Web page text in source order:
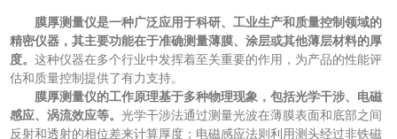
膜厚测量仪是一种广泛应用于科研、工业生产和质量控制领域的
精密仪器，其主要功能在于准确测量薄膜、涂层或其他薄层材料的厚
度。这种仪器在多个行业中发挥着至关重要的作用，为产品的性能评
估和质量控制提供了有力支持。
膜厚测量仪的工作原理基于多种物理现象，包括光学干涉、电磁
感应、涡流效应等。光学干涉法通过测量光波在薄膜表面和底部之间
反射和透射的相位差来计算厚度；电磁感应法则利用测头经过非铁磁